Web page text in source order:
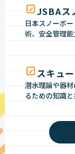
JSBAス
日本スノーボ
術、安全管理能
スキュ
潜水理論や器
るための知識と